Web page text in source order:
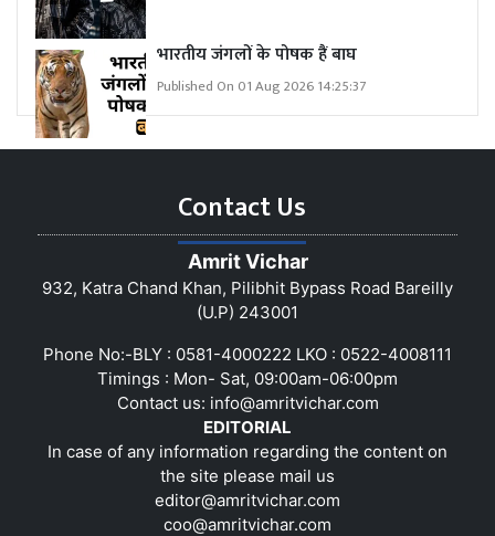
भारतीय जंगलों के पोषक हैं बाघ
Published On 01 Aug 2026 14:25:37
Contact Us
Amrit Vichar
932, Katra Chand Khan, Pilibhit Bypass Road Bareilly
(U.P) 243001
Phone No:-BLY : 0581-4000222 LKO : 0522-4008111
Timings : Mon- Sat, 09:00am-06:00pm
Contact us: info@amritvichar.com
EDITORIAL
In case of any information regarding the content on
the site please mail us
editor@amritvichar.com
coo@amritvichar.com